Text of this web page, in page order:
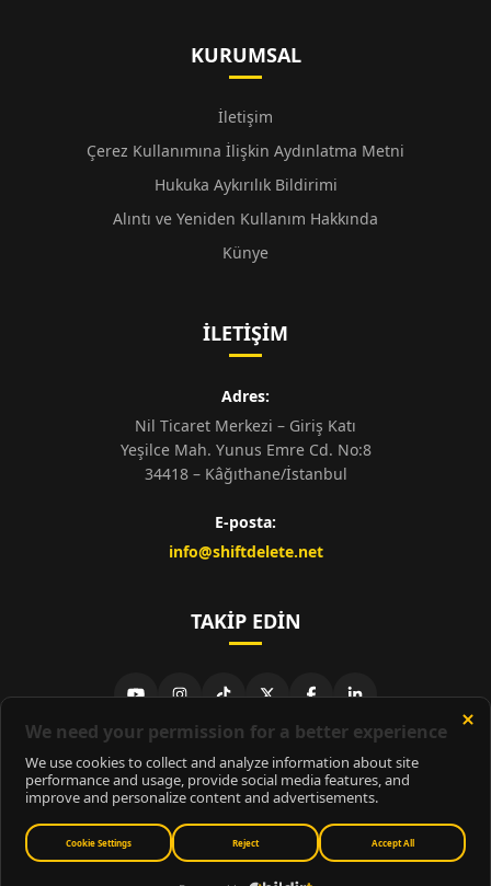
KURUMSAL
İletişim
Çerez Kullanımına İlişkin Aydınlatma Metni
Hukuka Aykırılık Bildirimi
Alıntı ve Yeniden Kullanım Hakkında
Künye
İLETIŞIM
Adres:
Nil Ticaret Merkezi – Giriş Katı
Yeşilce Mah. Yunus Emre Cd. No:8
34418 – Kâğıthane/İstanbul
E-posta:
info@shiftdelete.net
TAKIP EDIN
© 2026ShiftDelete.Net- Tüm hakları saklıdır.
ShiftDelete.Net, İnternet Medyası ve Bilişim Muhabirleri Derneği
üyesidir.